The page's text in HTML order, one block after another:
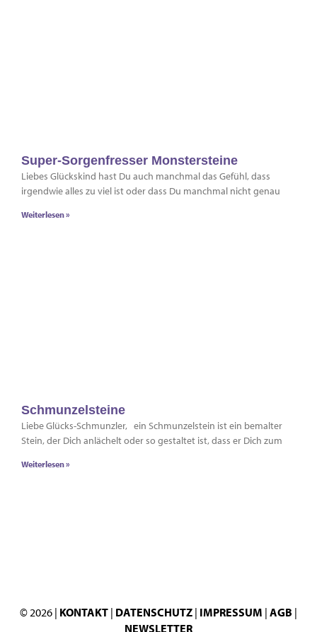
Super-Sorgenfresser Monstersteine
Liebes Glückskind hast Du auch manchmal das Gefühl, dass
irgendwie alles zu viel ist oder dass Du manchmal nicht genau
Weiterlesen »
Schmunzelsteine
Liebe Glücks-Schmunzler, ein Schmunzelstein ist ein bemalter
Stein, der Dich anlächelt oder so gestaltet ist, dass er Dich zum
Weiterlesen »
© 2026 | KONTAKT | DATENSCHUTZ | IMPRESSUM | AGB |
NEWSLETTER